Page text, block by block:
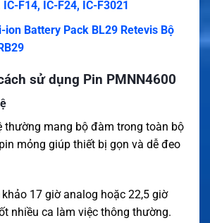
F14, IC-F24, IC-F3021
ion Battery Pack BL29 Retevis Bộ
sử dụng Pin PMNN4600
thường mang bộ đàm trong toàn bộ
mỏng giúp thiết bị gọn và dễ đeo
17 giờ analog hoặc 22,5 giờ
nhiều ca làm việc thông thường.